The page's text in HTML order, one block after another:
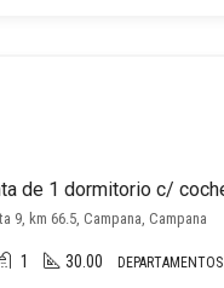
9, km 66.5, Campana, Campana
1 30.00 DEPARTAMENTOS